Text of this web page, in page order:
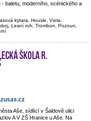
baletu, moderního, scénického a
kytara, Housle, Viola,
Lesní roh, Trombon, Pozoun,
škola R.
Aše, sídlící v Šaldově ulici
A V ZŠ Hranice u Aše. Na